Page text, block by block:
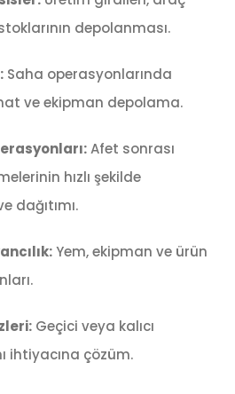
depolanması.
Saha operasyonlarında
ve ekipman depolama.
Afet sonrası
hızlı şekilde
dağıtımı.
Yem, ekipman ve ürün
Geçici veya kalıcı
ihtiyacına çözüm.